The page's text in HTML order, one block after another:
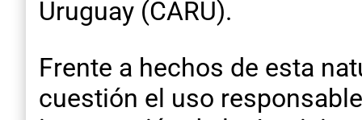
Uruguay (CARU).
Frente a hechos de esta
cuestión el uso